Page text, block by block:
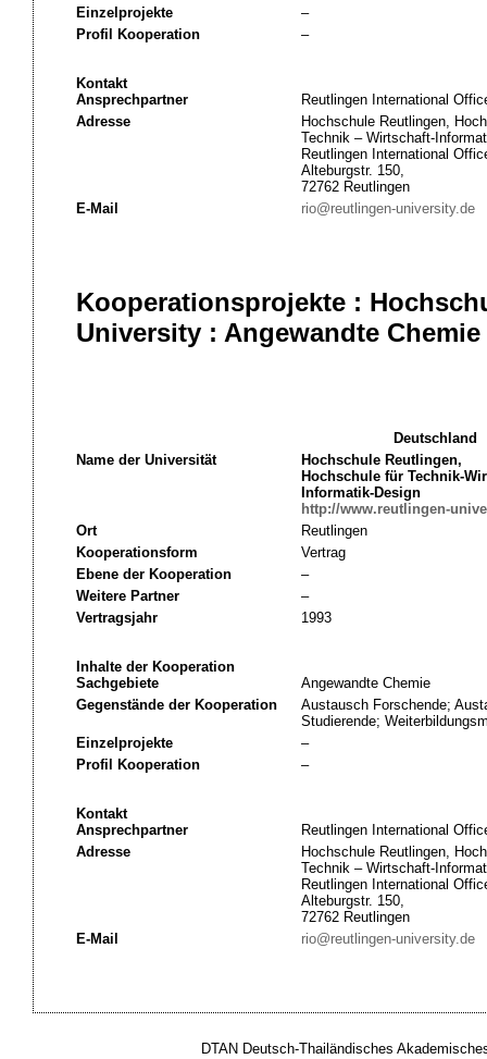
Einzelprojekte
–
Profil Kooperation
–
Kontakt
Ansprechpartner
Reutlingen International
Adresse
Hochschule Reutlingen,
Technik – Wirtschaft-
Reutlingen International
Alteburgstr. 150,
72762 Reutlingen
E-Mail
rio@reutlingen-university.de
Kooperationsprojekte :
University : Angewandte Chemie
Deutschland
Name der Universität
Hochschule Reutlingen,
Hochschule für Technik-
Informatik-Design
http://www.reutlingen-
Ort
Reutlingen
Kooperationsform
Vertrag
Ebene der Kooperation
–
Weitere Partner
–
Vertragsjahr
1993
Inhalte der Kooperation
Sachgebiete
Angewandte Chemie
Gegenstände der Kooperation
Austausch Forschende;
Studierende;
Einzelprojekte
–
Profil Kooperation
–
Kontakt
Ansprechpartner
Reutlingen International
Adresse
Hochschule Reutlingen,
Technik – Wirtschaft-
Reutlingen International
Alteburgstr. 150,
72762 Reutlingen
E-Mail
rio@reutlingen-university.de
DTAN Deutsch-Thailändisches